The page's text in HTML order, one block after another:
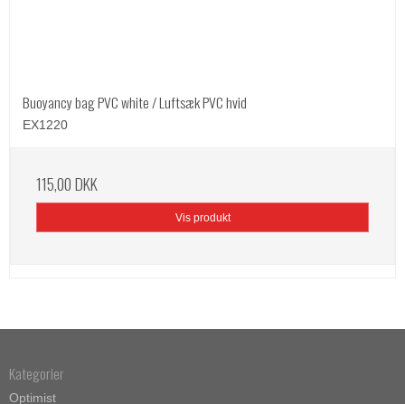
Buoyancy bag PVC white / Luftsæk PVC hvid
EX1220
115,00 DKK
Vis produkt
Kategorier
Optimist